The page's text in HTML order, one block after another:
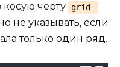
косую черту grid-
не указывать, если
только один ряд.